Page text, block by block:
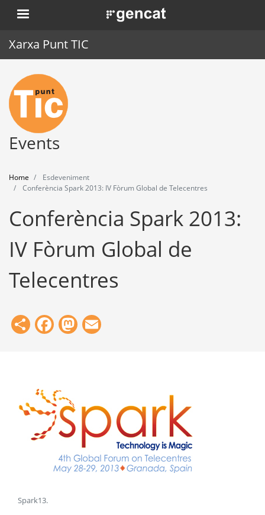
Skip
to
. Obre en una nova finestra.
Xarxa Punt TIC
Home
Punt TIC
News
Training
Tools
Events
Home
Esdeveniment
Conferència Spark 2013: IV Fòrum Global de Telecentres
Conferència Spark 2013:
IV Fòrum Global de
Telecentres
ShareFacebook
Mastodon
Spark13.